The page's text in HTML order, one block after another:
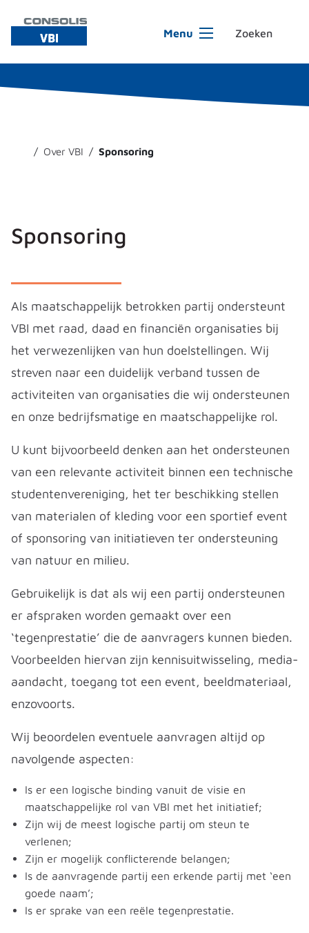
Menu
Over VBI Sponsoring
Sponsoring
Als maatschappelijk betrokken partij ondersteunt
VBI met raad, daad en financiën organisaties bij
het verwezenlijken van hun doelstellingen. Wij
streven naar een duidelijk verband tussen de
activiteiten van organisaties die wij ondersteunen
en onze bedrijfsmatige en maatschappelijke rol.
U kunt bijvoorbeeld denken aan het ondersteunen
van een relevante activiteit binnen een technische
studentenvereniging, het ter beschikking stellen
van materialen of kleding voor een sportief event
of sponsoring van initiatieven ter ondersteuning
van natuur en milieu.
Gebruikelijk is dat als wij een partij ondersteunen
er afspraken worden gemaakt over een
‘tegenprestatie’ die de aanvragers kunnen bieden.
Voorbeelden hiervan zijn kennisuitwisseling, media-
aandacht, toegang tot een event, beeldmateriaal,
enzovoorts.
Wij beoordelen eventuele aanvragen altijd op
navolgende aspecten:
Is er een logische binding vanuit de visie en
maatschappelijke rol van VBI met het initiatief;
Zijn wij de meest logische partij om steun te
verlenen;
Zijn er mogelijk conflicterende belangen;
Is de aanvragende partij een erkende partij met ‘een
goede naam’;
Is er sprake van een reële tegenprestatie.